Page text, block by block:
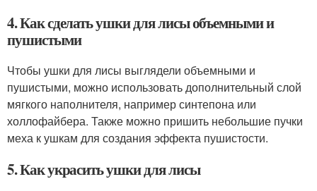
4. Как сделать ушки для лисы объемными и
пушистыми
Чтобы ушки для лисы выглядели объемными и
пушистыми, можно использовать дополнительный слой
мягкого наполнителя, например синтепона или
холлофайбера. Также можно пришить небольшие пучки
меха к ушкам для создания эффекта пушистости.
5. Как украсить ушки для лисы